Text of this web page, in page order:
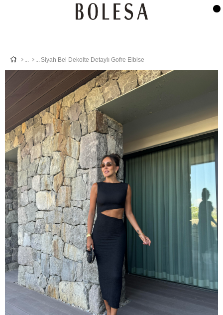
Siyah Bel Dekolte Detaylı Gofre Elbise